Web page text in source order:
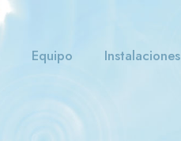
Equipo Instalaciones